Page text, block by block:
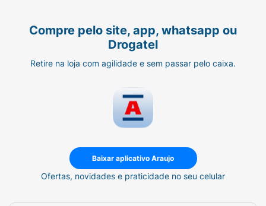
Compre pelo site, app, whatsapp ou
Drogatel
Retire na loja com agilidade e sem passar pelo caixa.
Baixar aplicativo Araujo
Ofertas, novidades e praticidade no seu celular